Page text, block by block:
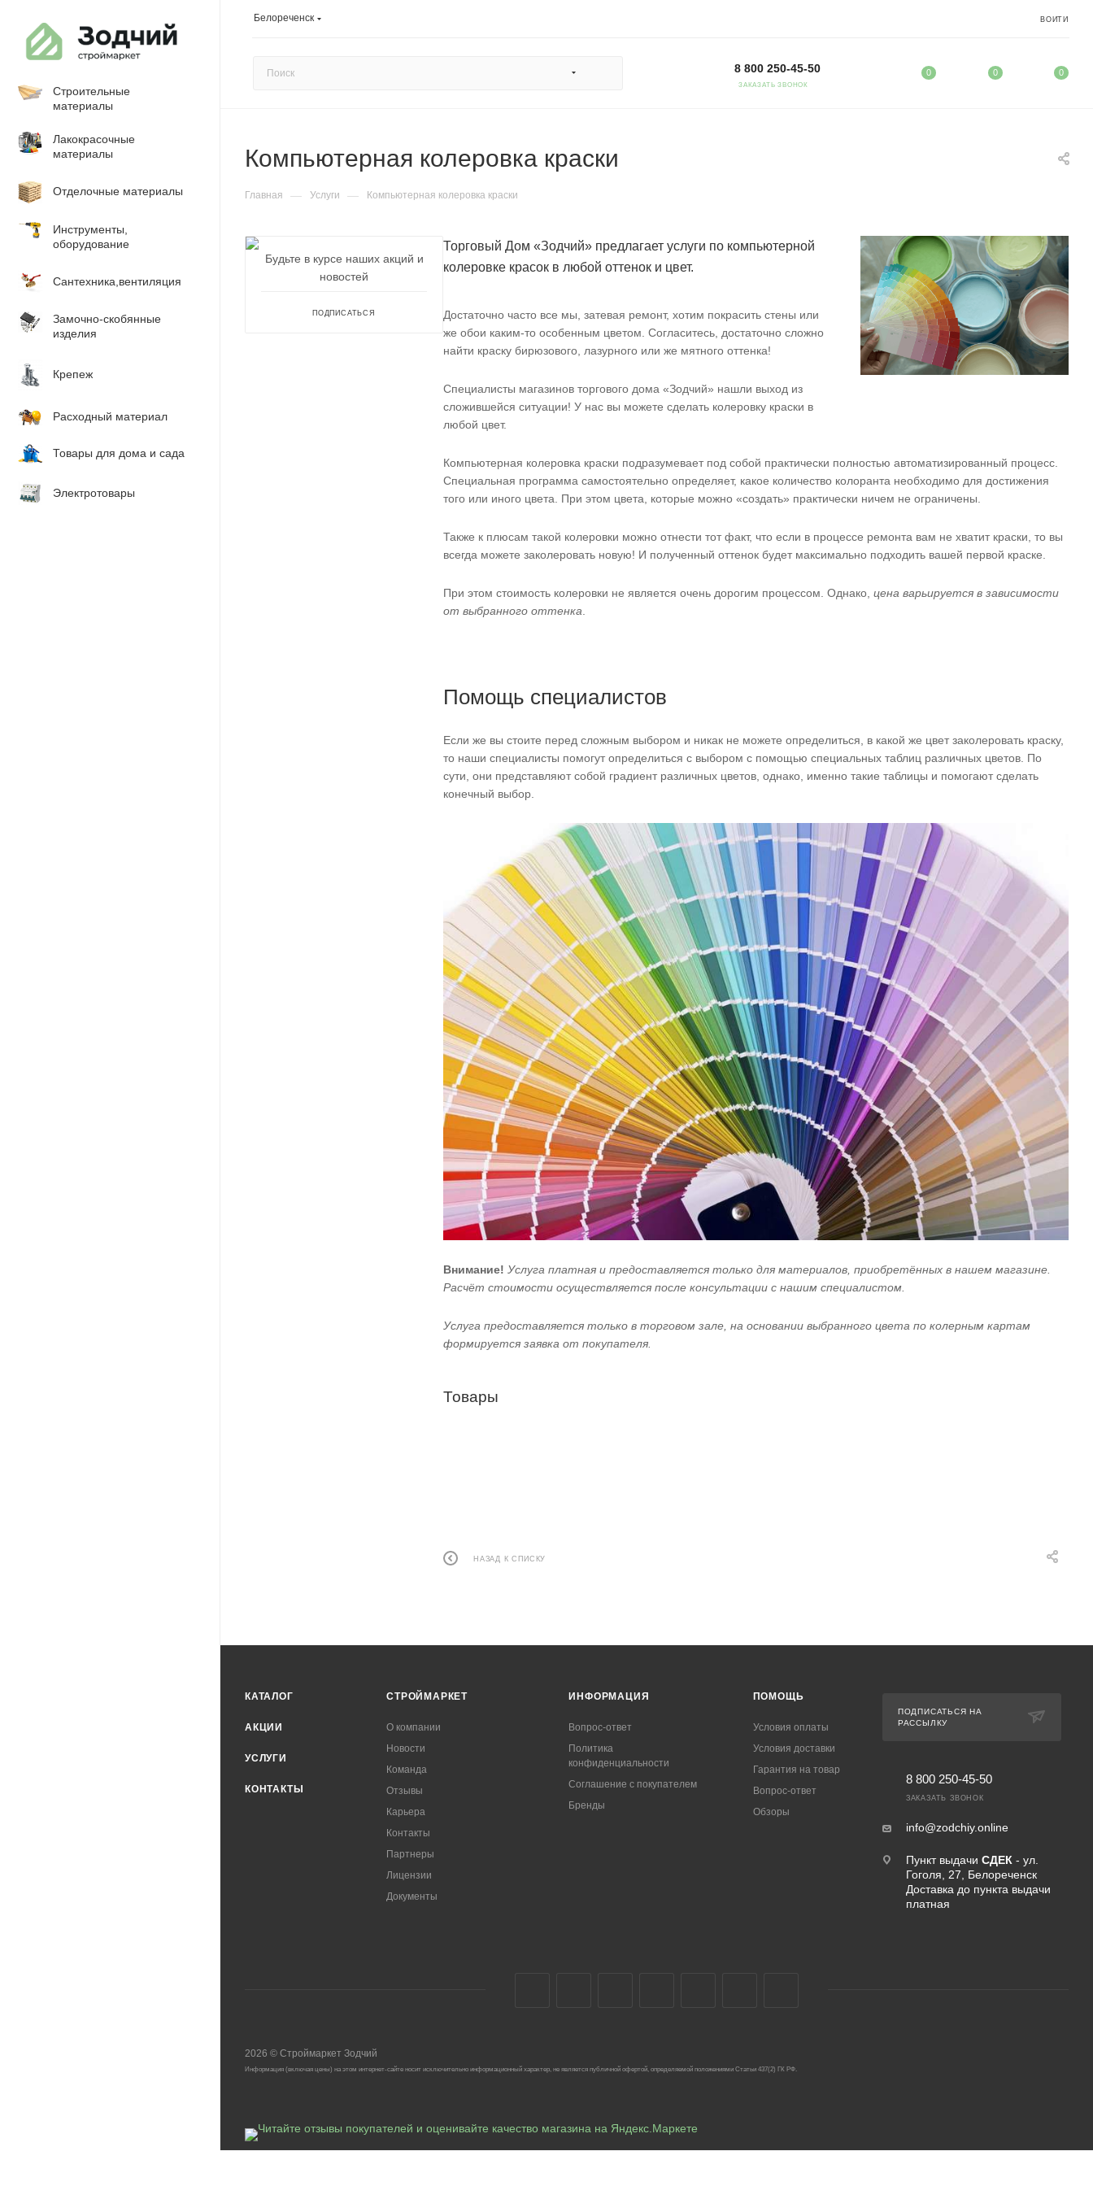
Белореченск ВОЙТИ
8 800 250-45-50
ЗАКАЗАТЬ ЗВОНОК
0 0 0
Строительные
материалы
Лакокрасочные
материалы
Отделочные материалы
Инструменты,
оборудование
Сантехника,вентиляция
Замочно-скобянные
изделия
Крепеж
Расходный материал
Товары для дома и сада
Электротовары
Компьютерная колеровка краски
Главная — Услуги — Компьютерная колеровка краски
Торговый Дом «Зодчий» предлагает услуги по компьютерной
колеровке красок в любой оттенок и цвет.
Достаточно часто все мы, затевая ремонт, хотим покрасить стены или
же обои каким-то особенным цветом. Согласитесь, достаточно сложно
найти краску бирюзового, лазурного или же мятного оттенка!
Специалисты магазинов торгового дома «Зодчий» нашли выход из
сложившейся ситуации! У нас вы можете сделать колеровку краски в
любой цвет.
Компьютерная колеровка краски подразумевает под собой практически полностью автоматизированный процесс.
Специальная программа самостоятельно определяет, какое количество колоранта необходимо для достижения
того или иного цвета. При этом цвета, которые можно «создать» практически ничем не ограничены.
Также к плюсам такой колеровки можно отнести тот факт, что если в процессе ремонта вам не хватит краски, то вы
всегда можете заколеровать новую! И полученный оттенок будет максимально подходить вашей первой краске.
При этом стоимость колеровки не является очень дорогим процессом. Однако, цена варьируется в зависимости
от выбранного оттенка
Помощь специалистов
Если же вы стоите перед сложным выбором и никак не можете определиться, в какой же цвет заколеровать краску,
то наши специалисты помогут определиться с выбором с помощью специальных таблиц различных цветов. По
сути, они представляют собой градиент различных цветов, однако, именно такие таблицы и помогают сделать
конечный выбор.
Внимание! Услуга платная и предоставляется только для материалов, приобретённых в нашем магазине.
Расчёт стоимости осуществляется после консультации с нашим специалистом.
Услуга предоставляется только в торговом зале, на основании выбранного цвета по колерным картам
формируется заявка от покупателя.
Товары
НАЗАД К СПИСКУ
Будьте в курсе наших акций и
новостей
ПОДПИСАТЬСЯ
КАТАЛОГ
АКЦИИ
УСЛУГИ
КОНТАКТЫ
СТРОЙМАРКЕТ
О компании
Новости
Команда
Отзывы
Карьера
Контакты
Партнеры
Лицензии
Документы
ИНФОРМАЦИЯ
Вопрос-ответ
Политика
конфиденциальности
Соглашение с покупателем
Бренды
ПОМОЩЬ
Условия оплаты
Условия доставки
Гарантия на товар
Вопрос-ответ
Обзоры
ПОДПИСАТЬСЯ НА
РАССЫЛКУ
8 800 250-45-50
ЗАКАЗАТЬ ЗВОНОК
info@zodchiy.online
Пункт выдачи СДЕК - ул.
Гоголя, 27, Белореченск
Доставка до пункта выдачи
платная
2026 © Строймаркет Зодчий
Информация (включая цены) на этом интернет-сайте носит исключительно информационный характер, не является публичной офертой, определяемой положениями Статьи 437(2) ГК РФ.